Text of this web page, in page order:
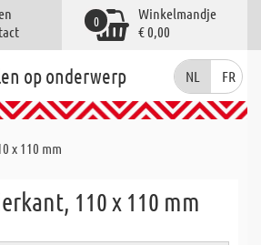
Winkelmandje
€ 0,00
0
op onderwerp NL FR
x 110 mm
110 x 110 mm